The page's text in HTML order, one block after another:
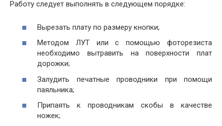
Работу следует выполнять в следующем порядке:
Вырезать плату по размеру кнопки;
Методом ЛУТ или с помощью фоторезиста
необходимо вытравить на поверхности плат
дорожки;
Залудить печатные проводники при помощи
паяльника;
Припаять к проводникам скобы в качестве
ножек;